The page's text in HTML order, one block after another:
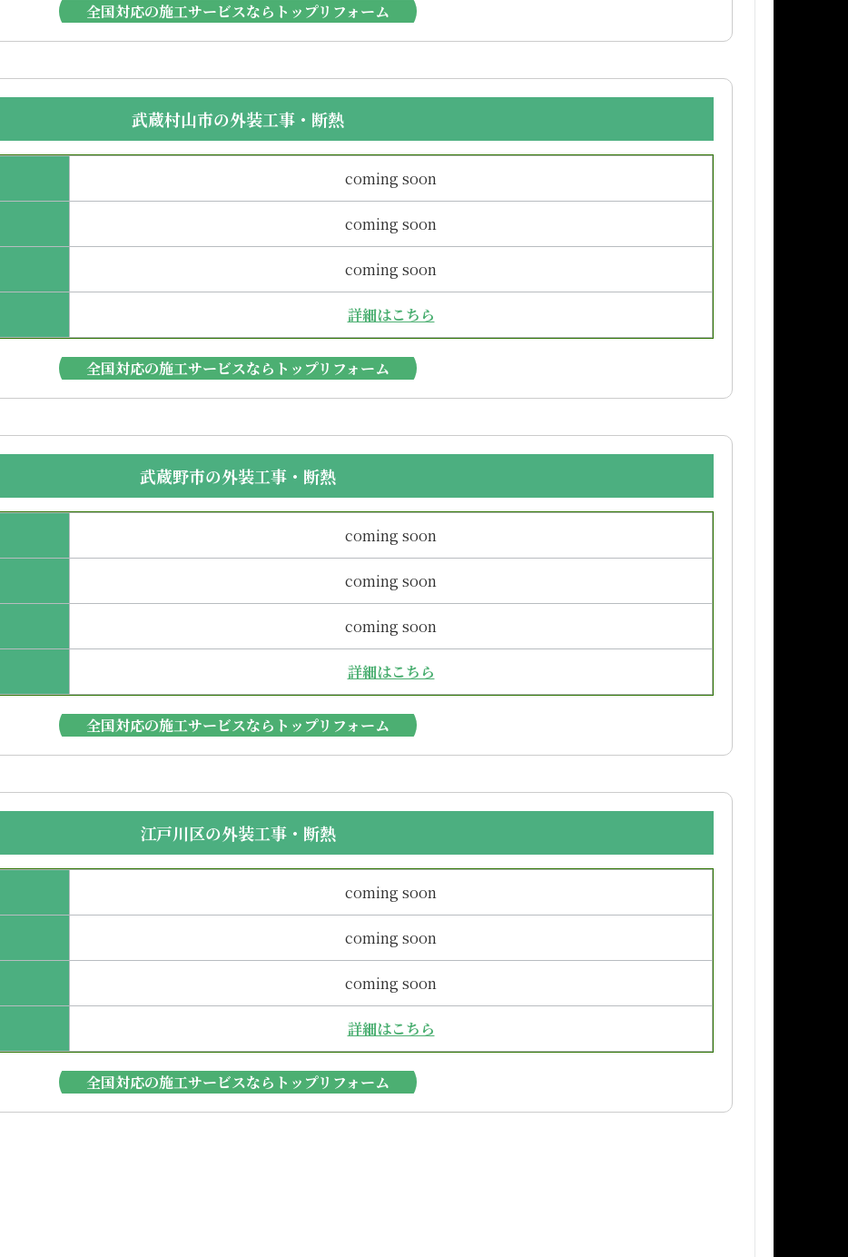
全国対応の施工サービスならトップリフォーム
武蔵村山市の外装工事・断熱
coming soon
coming soon
coming soon
詳細はこちら
全国対応の施工サービスならトップリフォーム
武蔵野市の外装工事・断熱
coming soon
coming soon
coming soon
詳細はこちら
全国対応の施工サービスならトップリフォーム
江戸川区の外装工事・断熱
coming soon
coming soon
coming soon
詳細はこちら
全国対応の施工サービスならトップリフォーム